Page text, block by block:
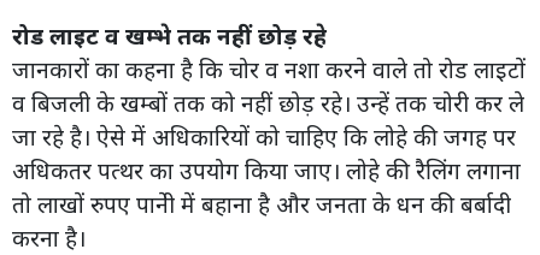
रोड लाइट व खम्भे तक नहीं छोड़ रहे
जानकारों का कहना है कि चोर व नशा करने वाले तो रोड लाइटों
व बिजली के खम्बों तक को नहीं छोड़ रहे। उन्हें तक चोरी कर ले
जा रहे है। ऐसे में अधिकारियों को चाहिए कि लोहे की जगह पर
अधिकतर पत्थर का उपयोग किया जाए। लोहे की रैलिंग लगाना
तो लाखों रुपए पानेी में बहाना है और जनता के धन की बर्बादी
करना है।